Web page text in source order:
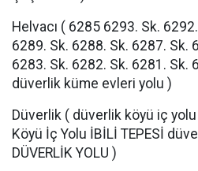
Helvacı ( 6285 6293. Sk.
6289. Sk. 6288. Sk. 6287. Sk.
6283. Sk. 6282. Sk. 6281. Sk.
düverlik küme evleri yolu )
Düverlik ( düverlik köyü iç
Köyü İç Yolu İBİLİ TEPESİ
DÜVERLİK YOLU )